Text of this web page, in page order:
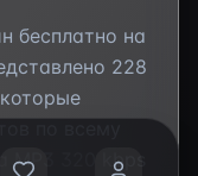
бесплатно на
228
MP3 320 kbps